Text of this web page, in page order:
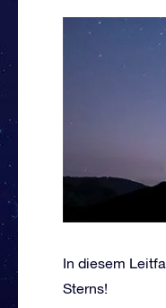
In diesem
Sterns!